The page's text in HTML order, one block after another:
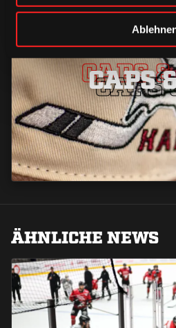
CAPS
CAPS &
CAPS
ÄHNLICHE NEWS